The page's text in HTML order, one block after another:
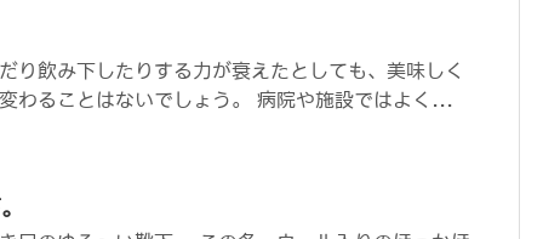
り飲み下したりする力が衰えたとしても、美味しく
わることはないでしょう。 病院や施設ではよく...